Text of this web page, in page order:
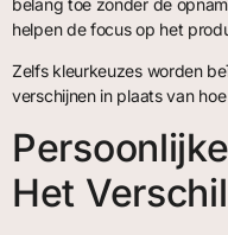
belang toe zonder de
helpen de focus op het
Zelfs kleurkeuzes worden
verschijnen in plaats van
Het